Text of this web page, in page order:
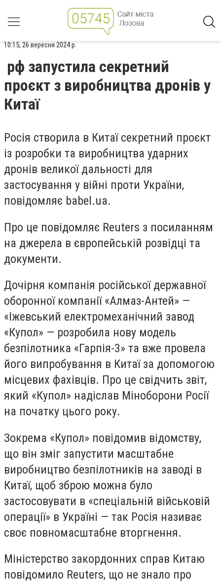
10:15, 26 вересня 2024 р.
рф запустила секретний
проєкт з виробництва дронів у
Китаї
Росія створила в Китаї секретний проєкт
із розробки та виробництва ударних
дронів великої дальності для
застосування у війні проти України,
повідомляє babel.ua.
Про це повідомляє Reuters з посиланням
на джерела в європейській розвідці та
документи.
Дочірня компанія російської державної
оборонної компанії «Алмаз-Антей» —
«Іжевський електромеханічний завод
«Купол» — розробила нову модель
безпілотника «Гарпія-3» та вже провела
його випробування в Китаї за допомогою
місцевих фахівців. Про це свідчить звіт,
який «Купол» надіслав Міноборони Росії
на початку цього року.
Зокрема «Купол» повідомив відомству,
що він зміг запустити масштабне
виробництво безпілотників на заводі в
Китаї, щоб зброю можна було
застосовувати в «спеціальній військовій
операції» в Україні — так Росія називає
своє повномасштабне вторгнення.
Міністерство закордонних справ Китаю
повідомило Reuters, що не знало про